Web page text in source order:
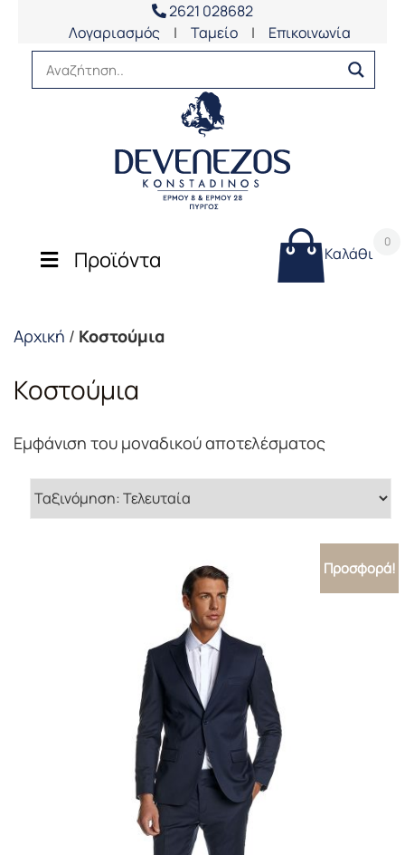
2621 028682
Λογαριασμός
| Ταμείο | Επικοινωνία
Καλάθι
0
Προϊόντα
Αρχική / Κοστούμια
Κοστούμια
Εμφάνιση του μοναδικού αποτελέσματος
Προσφορά!